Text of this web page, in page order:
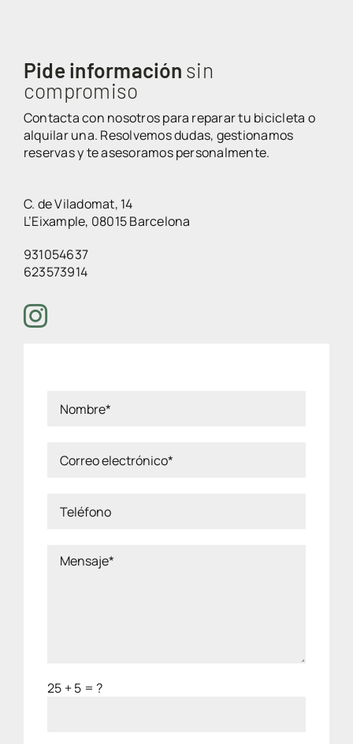
Pide información sin
compromiso
Contacta con nosotros para reparar tu bicicleta o
alquilar una. Resolvemos dudas, gestionamos
reservas y te asesoramos personalmente.
C. de Viladomat, 14
L’Eixample, 08015 Barcelona
931054637
623573914
25 + 5 = ?